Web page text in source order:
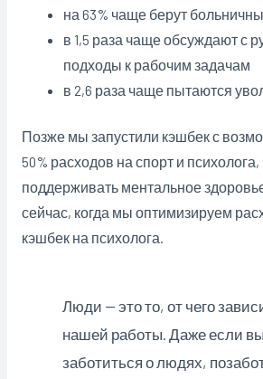
на 63% чаще берут
в 1,5 раза чаще обсуждают с
подходы к рабочим задачам
в 2,6 раза чаще пытаются
Позже мы запустили кэшбек с
50% расходов на спорт и
поддерживать ментальное
сейчас, когда мы оптимизируем
кэшбек на психолога.
Люди — это то, от чего
нашей работы. Даже если
заботиться о людях,